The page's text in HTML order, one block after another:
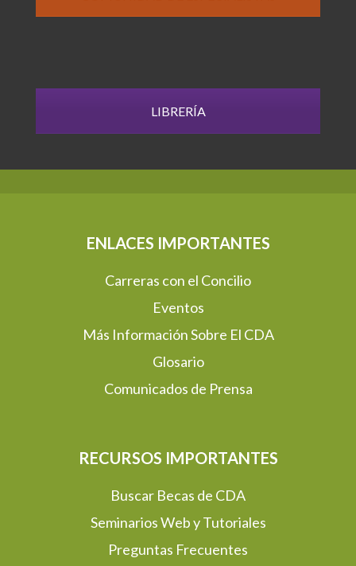
LIBRERÍA
ENLACES IMPORTANTES
Carreras con el Concilio
Eventos
Más Información Sobre El CDA
Glosario
Comunicados de Prensa
RECURSOS IMPORTANTES
Buscar Becas de CDA
Seminarios Web y Tutoriales
Preguntas Frecuentes